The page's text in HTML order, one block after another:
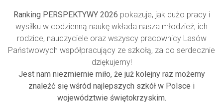
Ranking PERSPEKTYWY 2026 pokazuje, jak dużo pracy i
wysiłku w codzienną naukę wkłada nasza młodzież, ich
rodzice, nauczyciele oraz wszyscy pracownicy Lasów
Państwowych współpracujący ze szkołą, za co serdecznie
dziękujemy!
Jest nam niezmiernie miło, że już kolejny raz możemy
znaleźć się wśród najlepszych szkół w Polsce i
województwie świętokrzyskim.